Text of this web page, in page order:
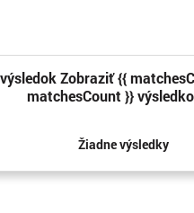
Zobraziť {{
matchesCount }}
Žiadne výsledky